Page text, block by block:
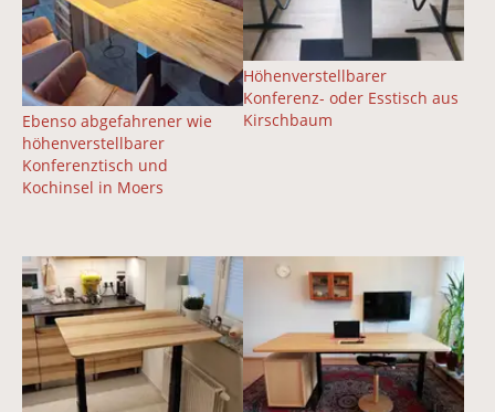
Ebenso abgefahrener wie
höhenverstellbarer
Konferenztisch und
Kochinsel in Moers
Höhenverstellbarer
Konferenz- oder Esstisch aus
Kirschbaum
Vergrößerte Version anzeigen für Auch kleine
Vergrößerte Version